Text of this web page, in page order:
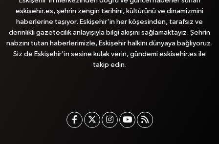
eskisehir.es, şehrin zengin tarihini, kültürünü ve dinamizmini
haberlerine taşıyor. Eskişehir'in her köşesinden, tarafsız ve
derinlikli gazetecilik anlayışıyla bilgi akışını sağlamaktayız. Şehrin
nabzını tutan haberlerimizle, Eskişehir halkını dünyaya bağlıyoruz.
Siz de Eskişehir'in sesine kulak verin, gündemi eskisehir.es ile
takip edin.